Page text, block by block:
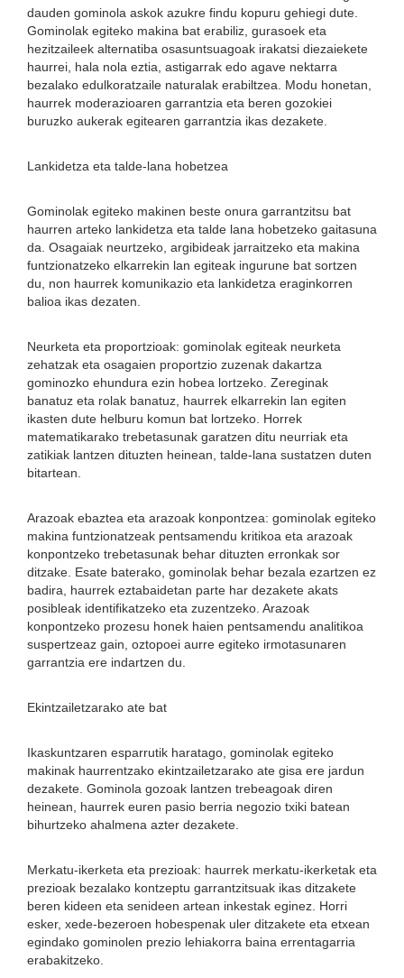
dauden gominola askok azukre findu kopuru gehiegi dute.
Gominolak egiteko makina bat erabiliz, gurasoek eta
hezitzaileek alternatiba osasuntsuagoak irakatsi diezaiekete
haurrei, hala nola eztia, astigarrak edo agave nektarra
bezalako edulkoratzaile naturalak erabiltzea. Modu honetan,
haurrek moderazioaren garrantzia eta beren gozokiei
buruzko aukerak egitearen garrantzia ikas dezakete.
Lankidetza eta talde-lana hobetzea
Gominolak egiteko makinen beste onura garrantzitsu bat
haurren arteko lankidetza eta talde lana hobetzeko gaitasuna
da. Osagaiak neurtzeko, argibideak jarraitzeko eta makina
funtzionatzeko elkarrekin lan egiteak ingurune bat sortzen
du, non haurrek komunikazio eta lankidetza eraginkorren
balioa ikas dezaten.
Neurketa eta proportzioak: gominolak egiteak neurketa
zehatzak eta osagaien proportzio zuzenak dakartza
gominozko ehundura ezin hobea lortzeko. Zereginak
banatuz eta rolak banatuz, haurrek elkarrekin lan egiten
ikasten dute helburu komun bat lortzeko. Horrek
matematikarako trebetasunak garatzen ditu neurriak eta
zatikiak lantzen dituzten heinean, talde-lana sustatzen duten
bitartean.
Arazoak ebaztea eta arazoak konpontzea: gominolak egiteko
makina funtzionatzeak pentsamendu kritikoa eta arazoak
konpontzeko trebetasunak behar dituzten erronkak sor
ditzake. Esate baterako, gominolak behar bezala ezartzen ez
badira, haurrek eztabaidetan parte har dezakete akats
posibleak identifikatzeko eta zuzentzeko. Arazoak
konpontzeko prozesu honek haien pentsamendu analitikoa
suspertzeaz gain, oztopoei aurre egiteko irmotasunaren
garrantzia ere indartzen du.
Ekintzailetzarako ate bat
Ikaskuntzaren esparrutik haratago, gominolak egiteko
makinak haurrentzako ekintzailetzarako ate gisa ere jardun
dezakete. Gominola gozoak lantzen trebeagoak diren
heinean, haurrek euren pasio berria negozio txiki batean
bihurtzeko ahalmena azter dezakete.
Merkatu-ikerketa eta prezioak: haurrek merkatu-ikerketak eta
prezioak bezalako kontzeptu garrantzitsuak ikas ditzakete
beren kideen eta senideen artean inkestak eginez. Horri
esker, xede-bezeroen hobespenak uler ditzakete eta etxean
egindako gominolen prezio lehiakorra baina errentagarria
erabakitzeko.